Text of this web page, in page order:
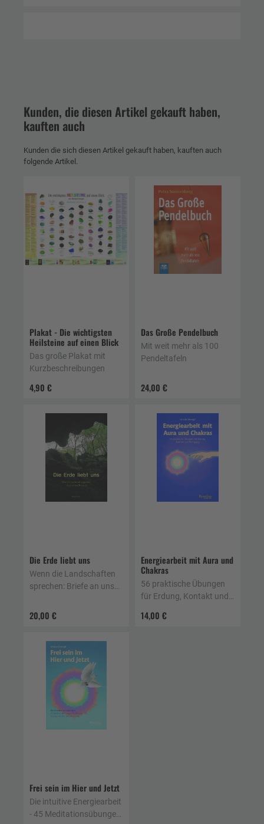
Kunden, die diesen Artikel gekauft haben,
kauften auch
Kunden die sich diesen Artikel gekauft haben, kauften auch
folgende Artikel.
Plakat - Die wichtigsten
Heilsteine auf einen Blick
4,90 €
Das große Plakat mit
Kurzbeschreibungen
Das Große Pendelbuch
24,00 €
Mit weit mehr als 100
Pendeltafeln
Die Erde liebt uns
20,00 €
Wenn die Landschaften
sprechen: Briefe an uns
Energiearbeit mit Aura und
Chakras
14,00 €
56 praktische Übungen
für Erdung, Kontakt und
Frei sein im Hier und Jetzt
Die intuitive Energiearbeit
- 45 Meditationsübungen